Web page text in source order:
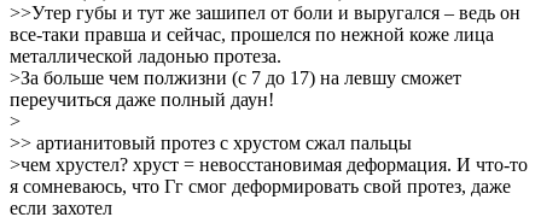
>>Утер губы и тут же зашипел от боли и выругался – ведь он
все-таки правша и сейчас, прошелся по нежной коже лица
металлической ладонью протеза.
>За больше чем полжизни (с 7 до 17) на левшу сможет
переучиться даже полный даун!
>
>> артианитовый протез с хрустом сжал пальцы
>чем хрустел? хруст = невосстановимая деформация. И что-то
я сомневаюсь, что Гг смог деформировать свой протез, даже
если захотел